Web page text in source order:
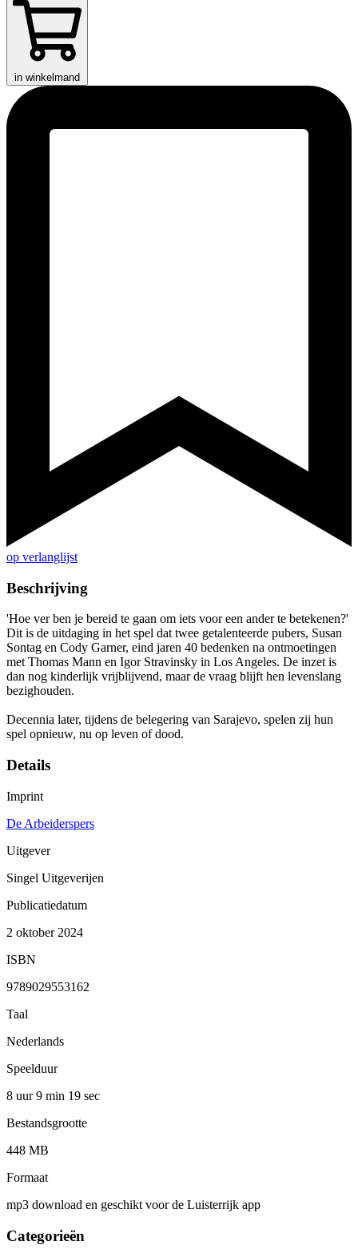
in winkelmand
op verlanglijst
Beschrijving
'Hoe ver ben je bereid te gaan om iets voor een ander te betekenen?'
Dit is de uitdaging in het spel dat twee getalenteerde pubers, Susan
Sontag en Cody Garner, eind jaren 40 bedenken na ontmoetingen
met Thomas Mann en Igor Stravinsky in Los Angeles. De inzet is
dan nog kinderlijk vrijblijvend, maar de vraag blijft hen levenslang
bezighouden.
Decennia later, tijdens de belegering van Sarajevo, spelen zij hun
spel opnieuw, nu op leven of dood.
Details
Imprint
De Arbeiderspers
Uitgever
Singel Uitgeverijen
Publicatiedatum
2 oktober 2024
ISBN
9789029553162
Taal
Nederlands
Speelduur
8 uur 9 min 19 sec
Bestandsgrootte
448 MB
Formaat
mp3 download en geschikt voor de Luisterrijk app
Categorieën